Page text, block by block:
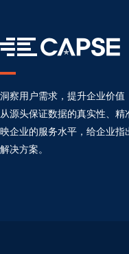
洞察用户需求，提升企业价值
从源头保证数据的真实性、精
映企业的服务水平，给企业指
解决方案。